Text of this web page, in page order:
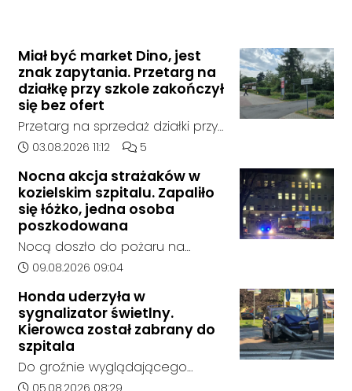
Miał być market Dino, jest
znak zapytania. Przetarg na
działkę przy szkole zakończył
się bez ofert
Przetarg na sprzedaż działki przy
Zespole Szkół Technicznych i
Kędzierzynie-Koźlu zakończył się
bez rozstrzygnięcia. Mimo
wcześniejszego zainteresowania
terenem ze strony sieci Dino, do
postępowania nie zgłosił się
żaden oferent.
Data dodania artykułu:
03.08.2026 11:12 Liczba komentarzy artykułu:
5
Nocna akcja strażaków w
kozielskim szpitalu. Zapaliło
się łóżko, jedna osoba
poszkodowana
Nocą doszło do pożaru na
jednym z oddziałów szpitala w
łóżko, a ogień szybko został
opanowany przez strażaków.
Jedna osoba została
poszkodowana i otrzymała
pomoc na miejscu.
Data dodania artykułu:
09.08.2026 09:04
Honda uderzyła w
sygnalizator świetlny.
Kierowca został zabrany do
szpitala
Do groźnie wyglądającego
zdarzenia drogowego doszło w
Data dodania artykułu:
05.08.2026 08:29